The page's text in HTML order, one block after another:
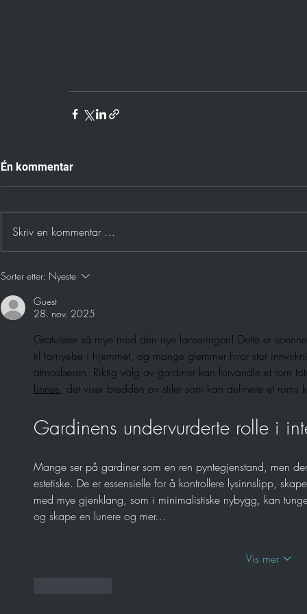
Én kommentar
Skriv en kommentar …
Sorter etter: Nyeste
Guest
28. nov. 2025
Gratulerer så mye med den nye lanseringen! Dette er
til fornyelse i hjemmet, og mange glemmer hvor stor
atmosfæren. Riktig valg av gardiner kan forvandle et rom
finnes, det viser bredden av stiler som kan definere et roms
Gardinens undervurderte rolle i
Mange ser på gardiner som en ren pyntegjenstand, men
estetiske. De er essensielle for å kontrollere lysinnslipp,
med mye gjenklang, som i minimalistiske nybygg, kan
og skape en lunere og mer…
Vis mer